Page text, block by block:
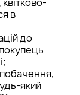
в
до
побачення,
який